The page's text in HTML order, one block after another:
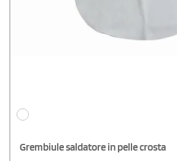
Grembiule saldatore in pelle crosta